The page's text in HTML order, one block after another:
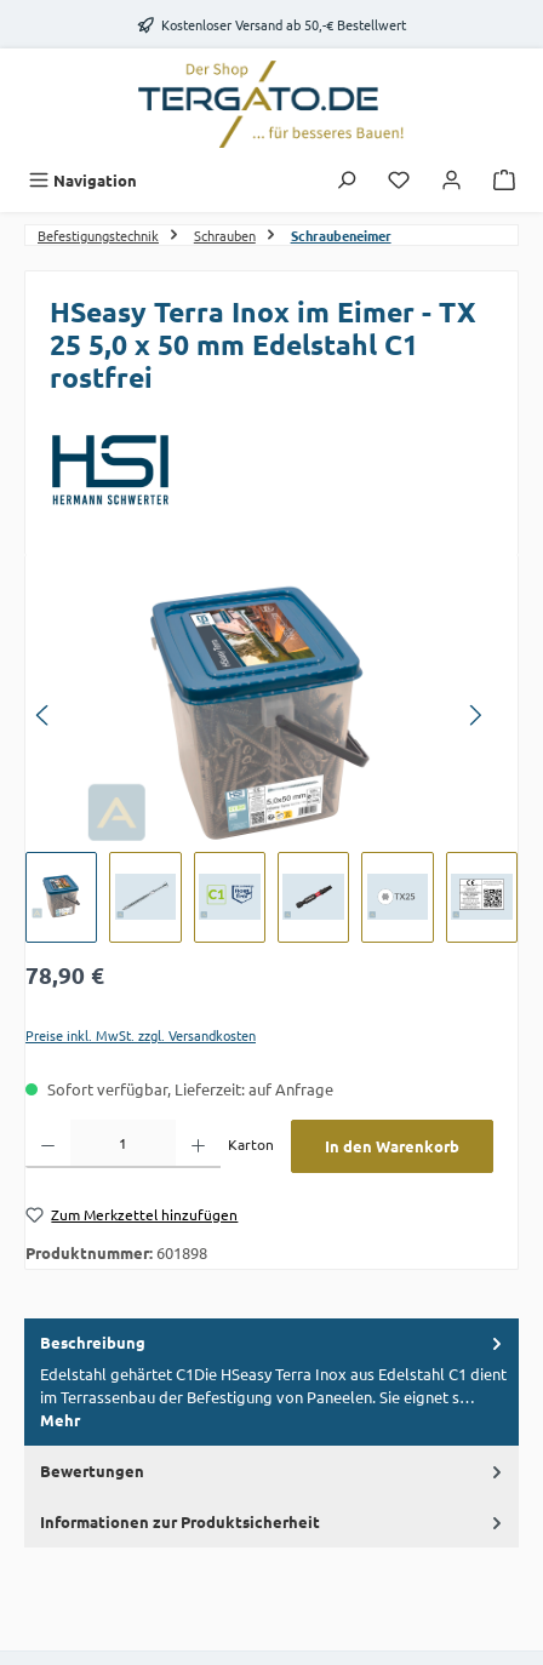
Zum Hauptinhalt springenKostenloser Versand ab 50,-€ Bestellwert
Navigation Du hast 0
Befestigungstechnik Schrauben Schraubeneimer
HSeasy Terra Inox im Eimer - TX
25 5,0 x 50 mm Edelstahl C1
rostfrei
Regulärer Preis:
78,90 €
Preise inkl. MwSt. zzgl. Versandkosten
Sofort verfügbar, Lieferzeit: auf Anfrage
Karton
In den Warenkorb
Zum Merkzettel hinzufügen
Produktnummer:601898
Beschreibung
Edelstahl gehärtet C1Die HSeasy Terra Inox aus Edelstahl C1 dient
im Terrassenbau der Befestigung von Paneelen. Sie eignet s…
Mehr
Bewertungen
Informationen zur Produktsicherheit